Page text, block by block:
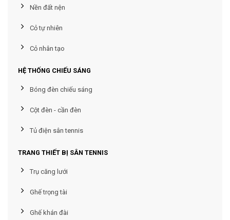
Nền đất nện
Cỏ tự nhiên
Cỏ nhân tạo
HỆ THỐNG CHIẾU SÁNG
Bóng đèn chiếu sáng
Cột đèn - cần đèn
Tủ điện sân tennis
TRANG THIẾT BỊ SÂN TENNIS
Trụ căng lưới
Ghế trọng tài
Ghế khán đài